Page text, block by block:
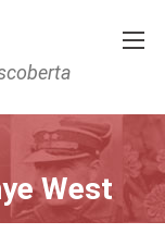
West